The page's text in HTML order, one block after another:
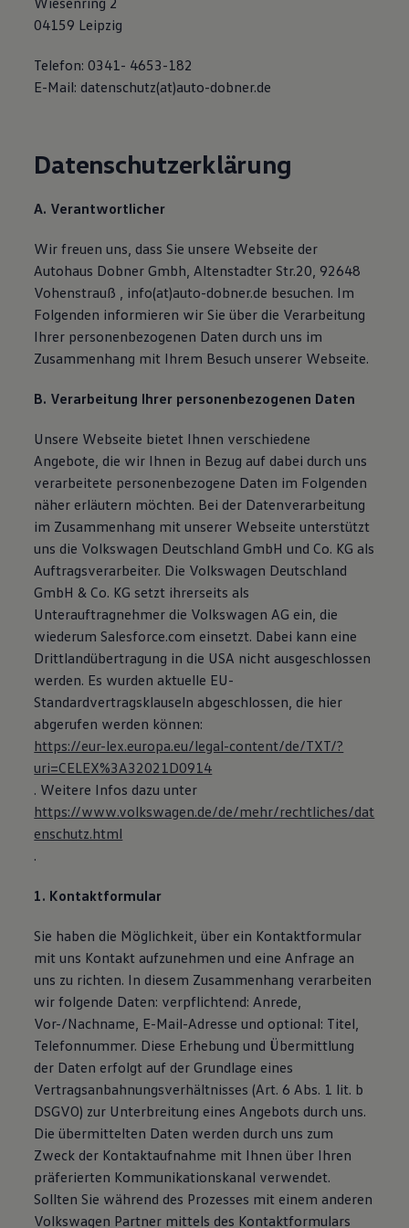
Magazin
Lifestyle
Familie
Elektromobilität
Volkswagen R
04159 Leipzig
Telefon: 0341- 4653-182
E-Mail: datenschutz(at)auto-dobner.de
Datenschutzerklärung
A. Verantwortlicher
Wir freuen uns, dass Sie unsere Webseite der
Autohaus Dobner Gmbh, Altenstadter Str.20, 92648
Vohenstrauß , info(at)auto-dobner.de besuchen. Im
Folgenden informieren wir Sie über die Verarbeitung
Ihrer personenbezogenen Daten durch uns im
Zusammenhang mit Ihrem Besuch unserer Webseite.
B. Verarbeitung Ihrer personenbezogenen Daten
Unsere Webseite bietet Ihnen verschiedene
Angebote, die wir Ihnen in Bezug auf dabei durch uns
verarbeitete personenbezogene Daten im Folgenden
näher erläutern möchten. Bei der Datenverarbeitung
im Zusammenhang mit unserer Webseite unterstützt
uns die Volkswagen Deutschland GmbH und Co. KG als
Auftragsverarbeiter. Die Volkswagen Deutschland
GmbH & Co. KG setzt ihrerseits als
Unterauftragnehmer die Volkswagen AG ein, die
wiederum Salesforce.com einsetzt. Dabei kann eine
Drittlandübertragung in die USA nicht ausgeschlossen
werden. Es wurden aktuelle EU-
Standardvertragsklauseln abgeschlossen, die hier
abgerufen werden können:
https://eur-lex.europa.eu/legal-content/de/TXT/?
uri=CELEX%3A32021D0914
. Weitere Infos dazu unter
https://www.volkswagen.de/de/mehr/rechtliches/dat
enschutz.html
.
1. Kontaktformular
Sie haben die Möglichkeit, über ein Kontaktformular
mit uns Kontakt aufzunehmen und eine Anfrage an
uns zu richten. In diesem Zusammenhang verarbeiten
wir folgende Daten: verpflichtend: Anrede,
Vor-/Nachname, E-Mail-Adresse und optional: Titel,
Telefonnummer. Diese Erhebung und Übermittlung
der Daten erfolgt auf der Grundlage eines
Vertragsanbahnungsverhältnisses (Art. 6 Abs. 1 lit. b
DSGVO) zur Unterbreitung eines Angebots durch uns.
Die übermittelten Daten werden durch uns zum
Zweck der Kontaktaufnahme mit Ihnen über Ihren
präferierten Kommunikationskanal verwendet.
Sollten Sie während des Prozesses mit einem anderen
Volkswagen Partner mittels des Kontaktformulars